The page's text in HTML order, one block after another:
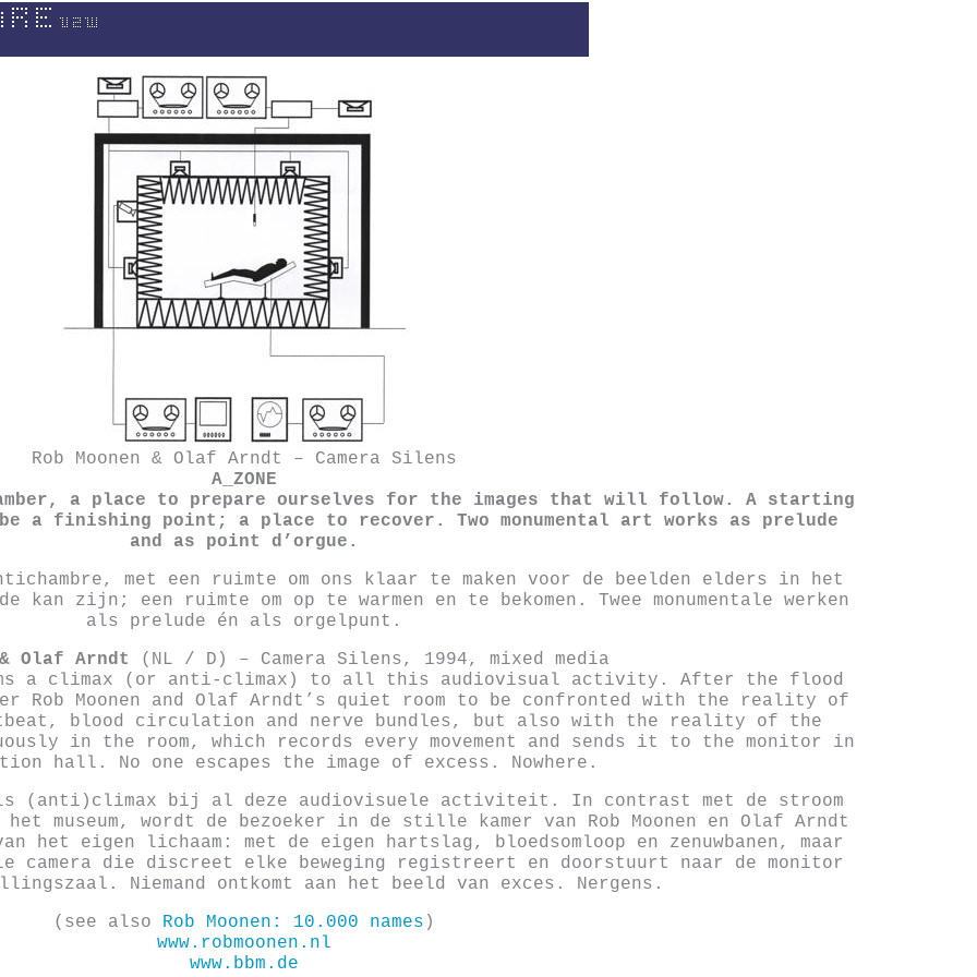
Rob Moonen & Olaf Arndt – Camera Silens
A_ZONE
a place to prepare ourselves for the images that will follow. A starting
a finishing point; a place to recover. Two monumental art works as prelude
and as point d’orgue.
met een ruimte om ons klaar te maken voor de beelden elders in het
kan zijn; een ruimte om op te warmen en te bekomen. Twee monumentale werken
als prelude én als orgelpunt.
& Olaf Arndt
(NL / D) – Camera Silens, 1994, mixed media
a climax (or anti-climax) to all this audiovisual activity. After the flood
Rob Moonen and Olaf Arndt’s quiet room to be confronted with the reality of
blood circulation and nerve bundles, but also with the real­ity of the
in the room, which records every movement and sends it to the monitor in
hall. No one escapes the image of excess. Nowhere.
(anti)climax bij al deze audiovisuele activiteit. In contrast met de stroom
museum, wordt de bezoeker in de stille kamer van Rob Moonen en Olaf Arndt
het eigen lichaam: met de eigen hartslag, bloedsomloop en zenuwbanen, maar
die discreet elke beweging registreert en doorstuurt naar de monitor
Niemand ontkomt aan het beeld van exces. Nergens.
(see also Rob Moonen: 10.000 names )
www.robmoonen.nl
www.bbm.de